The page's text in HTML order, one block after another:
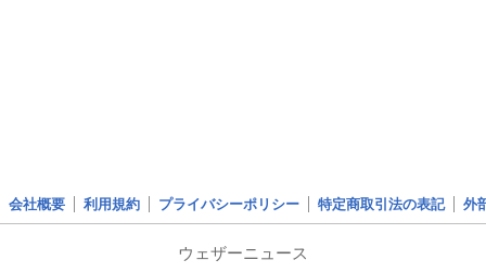
会社概要 利用規約 プライバシーポリシー 特定商取引法の表記 外
ウェザーニュース